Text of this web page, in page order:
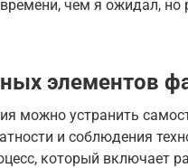
чем я ожидал, но
элементов
можно устранить
и соблюдения
который включает